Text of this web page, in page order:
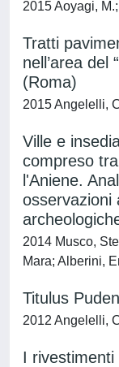
2015 Aoyagi,
Tratti
nell’area del
(Roma)
2015 Angelelli,
Ville e
compreso
l'Aniene.
osservazioni
2014 Musco,
Mara; Alberini,
Titulus
2012 Angelelli,
I